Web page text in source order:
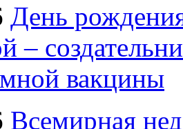
День
–
вакцины
Всемирная